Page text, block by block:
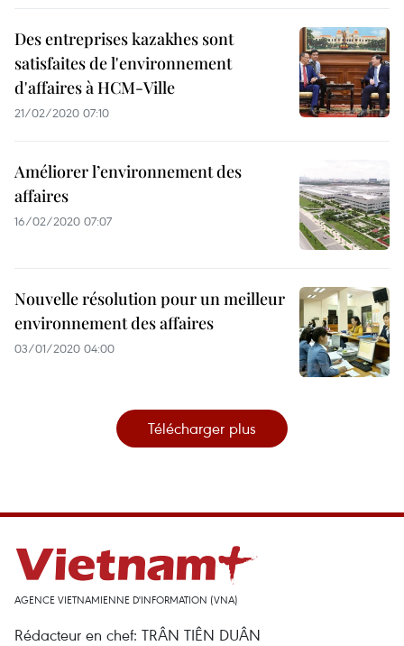
Des entreprises kazakhes sont
satisfaites de l'environnement
d'affaires à HCM-Ville
21/02/2020 07:10
Améliorer l’environnement des
affaires
16/02/2020 07:07
Nouvelle résolution pour un meilleur
environnement des affaires
03/01/2020 04:00
Télécharger plus
AGENCE VIETNAMIENNE D'INFORMATION (VNA)
Rédacteur en chef: TRÂN TIÊN DUÂN